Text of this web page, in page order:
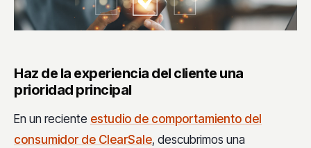
Haz de la experiencia del cliente una
prioridad principal
En un reciente estudio de comportamiento del
consumidor de ClearSale, descubrimos una